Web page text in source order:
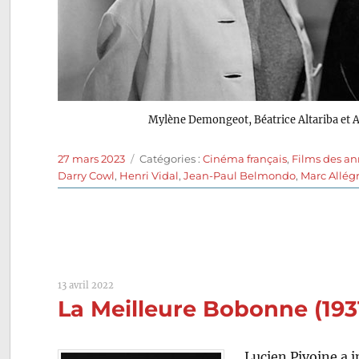
Mylène Demongeot, Béatrice Altariba et
Publié
le
27 mars 2023 Catégories
Catégories :Cinéma français, Films des
Darry Cowl, Henri Vidal,Jean-Paul Belmondo, Marc
13 avril 2022
La Meilleure Bobonne